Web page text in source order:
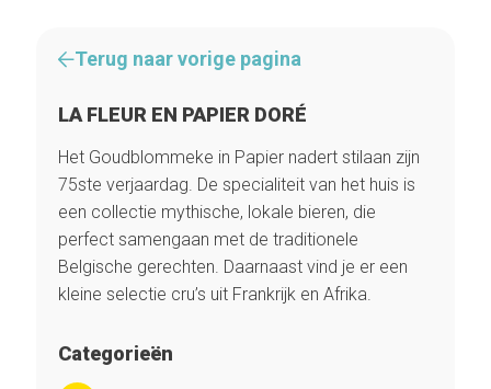
Terug naar vorige pagina
LA FLEUR EN PAPIER DORÉ
Het Goudblommeke in Papier nadert stilaan zijn
75ste verjaardag. De specialiteit van het huis is
een collectie mythische, lokale bieren, die
perfect samengaan met de traditionele
Belgische gerechten. Daarnaast vind je er een
kleine selectie cru’s uit Frankrijk en Afrika.
Categorieën